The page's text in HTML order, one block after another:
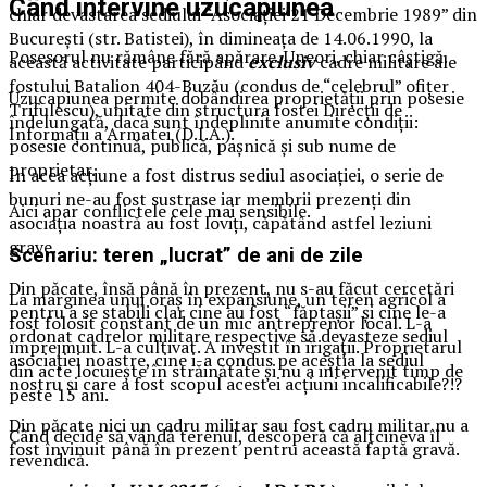
chiar devastarea sediului “Asociației 21 Decembrie 1989” din
București (str. Batistei), în dimineața de 14.06.1990, la
această activitate participândexclusivcadre militare ale
fostului Batalion 404-Buzău (condus de “celebrul” ofițer
Trifulescu), unitate din structura fostei Direcții de
Informații a Armatei (D.I.A.).
În acea acțiune a fost distrus sediul asociației, o serie de
bunuri ne-au fost sustrase iar membrii prezenți din
asociația noastră au fost loviți, căpătând astfel leziuni
grave.
Din păcate, însă până în prezent, nu s-au făcut cercetări
pentru a se stabili clar cine au fost “făptașii” și cine le-a
ordonat cadrelor militare respective să devasteze sediul
asociației noastre, cine i-a condus pe aceștia la sediul
nostru și care a fost scopul acestei acțiuni incalificabile?!?
Din păcate nici un cadru militar sau fost cadru militar nu a
fost învinuit până în prezent pentru această faptă gravă.
Când intervine uzucapiunea
Posesorul nu rămâne fără apărare. Uneori, chiar câștigă.
Uzucapiunea permite dobândirea proprietății prin posesie
îndelungată, dacă sunt îndeplinite anumite condiții:
posesie continuă, publică, pașnică și sub nume de
proprietar.
Aici apar conflictele cele mai sensibile.
Scenariu: teren „lucrat” de ani de zile
La marginea unui oraș în expansiune, un teren agricol a
fost folosit constant de un mic antreprenor local. L-a
împrejmuit. L-a cultivat. A investit în irigații. Proprietarul
din acte locuiește în străinătate și nu a intervenit timp de
peste 15 ani.
Când decide să vândă terenul, descoperă că altcineva îl
revendică.